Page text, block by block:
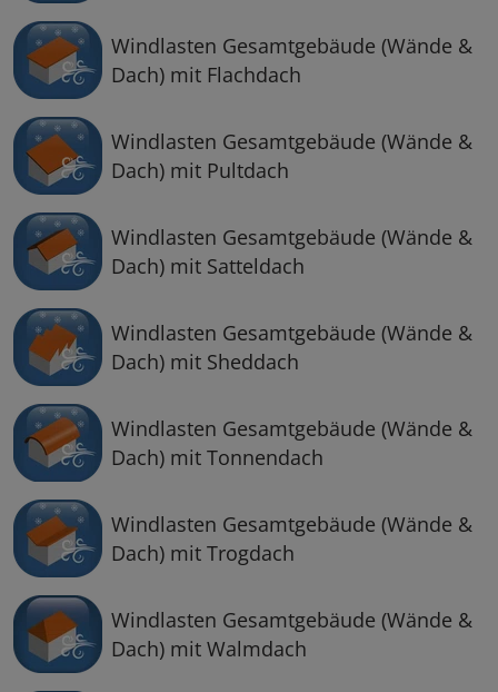
Windlasten Gesamtgebäude (Wände &
Dach) mit Flachdach
Windlasten Gesamtgebäude (Wände &
Dach) mit Pultdach
Windlasten Gesamtgebäude (Wände &
Dach) mit Satteldach
Windlasten Gesamtgebäude (Wände &
Dach) mit Sheddach
Windlasten Gesamtgebäude (Wände &
Dach) mit Tonnendach
Windlasten Gesamtgebäude (Wände &
Dach) mit Trogdach
Windlasten Gesamtgebäude (Wände &
Dach) mit Walmdach